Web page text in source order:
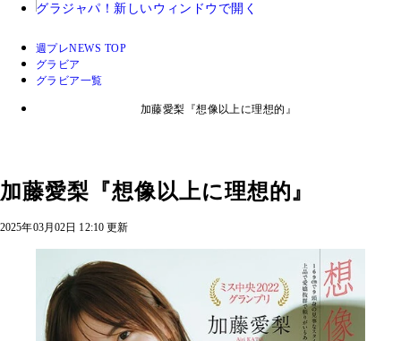
グラジャパ！ 新しいウィンドウで開く
週プレNEWS TOP
グラビア
グラビア一覧
加藤愛梨『想像以上に理想的』
加藤愛梨『想像以上に理想的』
2025年03月02日 12:10 更新